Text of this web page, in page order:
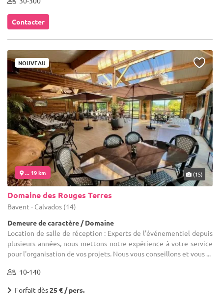
Contacter
NOUVEAU
... 19 km (15)
Domaine des Rouges Terres
Bavent - Calvados (14)
Demeure de caractère / Domaine
Location de salle de réception : Experts de l'événementiel depuis
plusieurs années, nous mettons notre expérience à votre service
pour l'organisation de vos projets. Nous vous conseillons et vous ...
10-140
Forfait dès25 € / pers.